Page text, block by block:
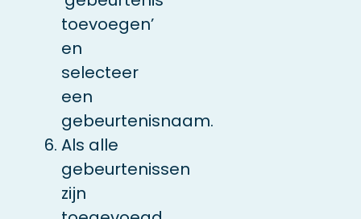
toevoegen’
en
selecteer
een
gebeurtenisnaam.
Als alle
gebeurtenissen
zijn